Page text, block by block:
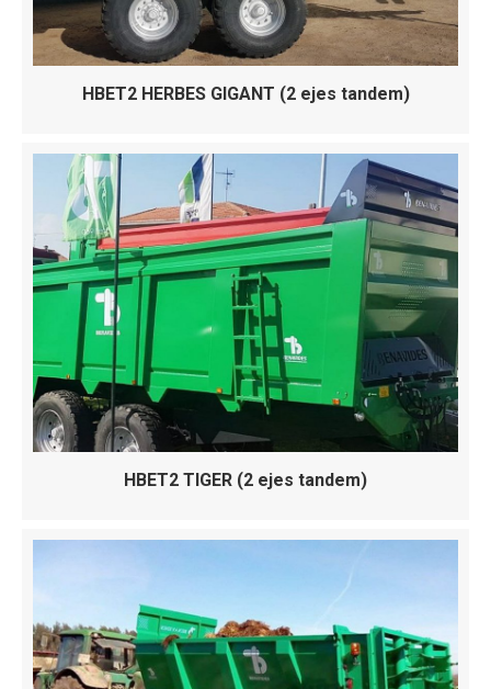
HBET2 HERBES GIGANT (2 ejes tandem)
HBET2 TIGER (2 ejes tandem)